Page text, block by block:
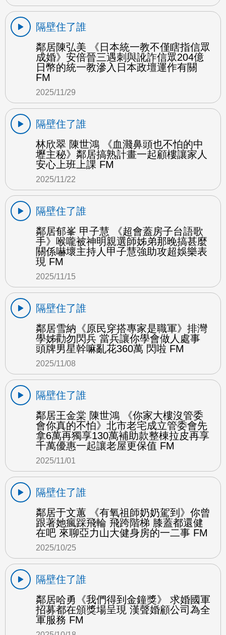
隔壁住了誰
鄰居陳弘美 《日本統一教不僅瞎指信眾
成婚》安倍晉三遇刺與訛詐信眾204億
日幣的統一教滲入日本政壇運作有關
FM
2025/11/29
隔壁住了誰
林欣翠 陳世鴻 《血濺鼻頭也不怕的中
壢主秘》鄰居搞熟計畫一起顧樓讓家人
安心上班上課 FM
2025/11/22
隔壁住了誰
鄰居郁峯 甲子慧 《超會蓋房子台語歌
手》喉嚨被神明親選師姊弟那晚搞甚麼
關係嚇壞主持人甲子慧強助攻超娛樂表
現 FM
2025/11/15
隔壁住了誰
鄰居雪納《原民穿搭專家是職軍》排灣
學姊勸勿閃兵 當兵讓你學會做人處事
頭牌男星幹嘛亂花360萬 閃啦 FM
2025/11/08
隔壁住了誰
鄰居王金棠 陳世鴻 《你家大樓沒管委
會你真的不怕》北市老宅成立管委會先
拿6萬再獨享130萬補助款整棟拉皮再享
千萬優惠一起讓老屋更保值 FM
2025/11/01
隔壁住了誰
鄰居于文蕙 《有氧祖師奶奶駕到》你曾
跟著她瘋踩飛輪 飛跨階梯 膝蓋都還健
在吧 來聊亞力山大健身房的一二事 FM
2025/10/25
隔壁住了誰
鄰居哈勇《我們得到金鐘獎》 求婚國軍
招募都在頒獎場呈現 漢聲婚顧公司為全
軍服務 FM